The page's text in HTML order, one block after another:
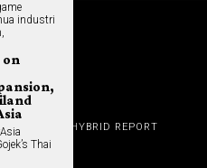
TECH)
HYBRID REPORT
industri
on
Thai